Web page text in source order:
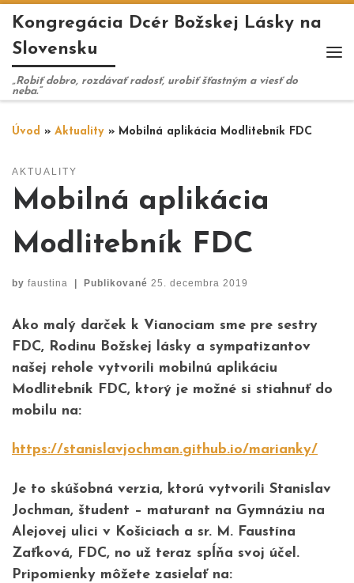
Skip to content
Kongregácia Dcér Božskej Lásky na
Slovensku
„Robiť dobro, rozdávať radosť, urobiť šťastným a viesť do
neba.“
Úvod » Aktuality » Mobilná aplikácia Modlitebník FDC
AKTUALITY
Mobilná aplikácia
Modlitebník FDC
by faustina Publikované 25. decembra 2019
Ako malý darček k Vianociam sme pre sestry
FDC, Rodinu Božskej lásky a sympatizantov
našej rehole vytvorili mobilnú aplikáciu
Modlitebník FDC, ktorý je možné si stiahnuť do
mobilu na:
https://stanislavjochman.github.io/marianky/
Je to skúšobná verzia, ktorú vytvorili Stanislav
Jochman, študent – maturant na Gymnáziu na
Alejovej ulici v Košiciach a sr. M. Faustína
Zaťková, FDC, no už teraz spĺňa svoj účel.
Pripomienky môžete zasielať na: